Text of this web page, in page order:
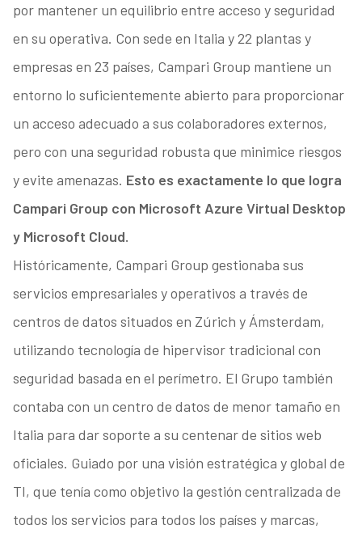
por mantener un equilibrio entre acceso y seguridad
en su operativa. Con sede en Italia y 22 plantas y
empresas en 23 países, Campari Group mantiene un
entorno lo suficientemente abierto para proporcionar
un acceso adecuado a sus colaboradores externos,
pero con una seguridad robusta que minimice riesgos
y evite amenazas. Esto es exactamente lo que logra
Campari Group con Microsoft Azure Virtual Desktop
y Microsoft Cloud.
Históricamente, Campari Group gestionaba sus
servicios empresariales y operativos a través de
centros de datos situados en Zúrich y Ámsterdam,
utilizando tecnología de hipervisor tradicional con
seguridad basada en el perímetro. El Grupo también
contaba con un centro de datos de menor tamaño en
Italia para dar soporte a su centenar de sitios web
oficiales. Guiado por una visión estratégica y global de
TI, que tenía como objetivo la gestión centralizada de
todos los servicios para todos los países y marcas,